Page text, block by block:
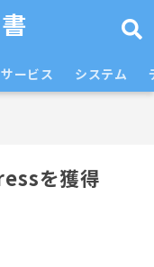
サービス システム
を獲得